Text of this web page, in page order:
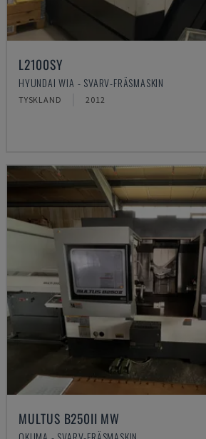
L2100SY
HYUNDAI WIA - SVARV-FRÄSMASKIN
TYSKLAND 2012
MULTUS B250II MW